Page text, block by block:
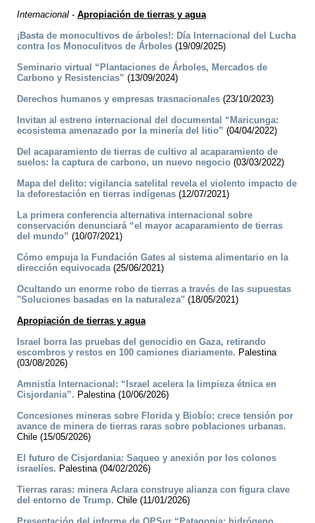
Internacional - Apropiación de tierras y agua
¡Basta de monocultivos de árboles!: Día Internacional del Lucha
contra los Monoculitvos de Árboles (19/09/2025)
Seminario virtual “Plantaciones de Árboles, Mercados de
Carbono y Resistencias” (13/09/2024)
Derechos humanos y empresas trasnacionales (23/10/2023)
Invitan al estreno internacional del documental “Maricunga:
ecosistema amenazado por la minería del litio” (04/04/2022)
Del acaparamiento de tierras de cultivo al acaparamiento de
suelos: la captura de carbono, un nuevo negocio (03/03/2022)
Mapa del delito: vigilancia satelital revela el violento impacto de
la deforestación en tierras indígenas (12/07/2021)
La primera conferencia alternativa internacional sobre
conservación denunciará “el mayor acaparamiento de tierras
del mundo” (10/07/2021)
Cómo empuja la Fundación Gates al sistema alimentario en la
dirección equivocada(25/06/2021)
Ocultando un enorme robo de tierras a través de las supuestas
"Soluciones basadas en la naturaleza" (18/05/2021)
Apropiación de tierras y agua
Israel borra las pruebas del genocidio en Gaza, retirando
escombros y restos en 100 camiones diariamente. Palestina
(03/08/2026)
Amnistía Internacional: “Israel acelera la limpieza étnica en
Cisjordania”. Palestina (10/06/2026)
Concesiones mineras sobre Florida y Biobío: crece tensión por
avance de minera de tierras raras sobre poblaciones urbanas.
Chile (15/05/2026)
El futuro de Cisjordania: Saqueo y anexión por los colonos
israelíes. Palestina (04/02/2026)
Tierras raras: minera Aclara construye alianza con figura clave
del entorno de Trump. Chile (11/01/2026)